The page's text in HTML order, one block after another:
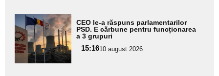
Adaugă
aici textul
pentru
subtitlu
CEO le-a răspuns parlamentarilor
PSD. E cărbune pentru funcționarea
a 3 grupuri
15:1610 august 2026